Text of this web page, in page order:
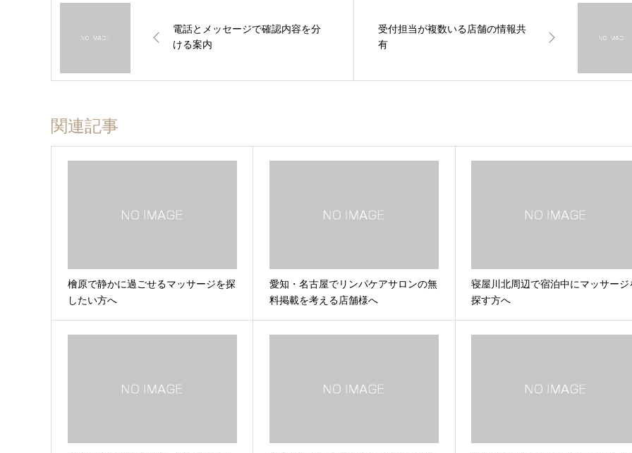
電話とメッセージで確認内容を分
ける案内
受付担当が複数いる店舗の情報共
有
関連記事
檜原で静かに過ごせるマッサージを探
したい方へ
愛知・名古屋でリンパケアサロンの無
料掲載を考える店舗様へ
寝屋川北周辺で宿泊中にマッサージ
探す方へ